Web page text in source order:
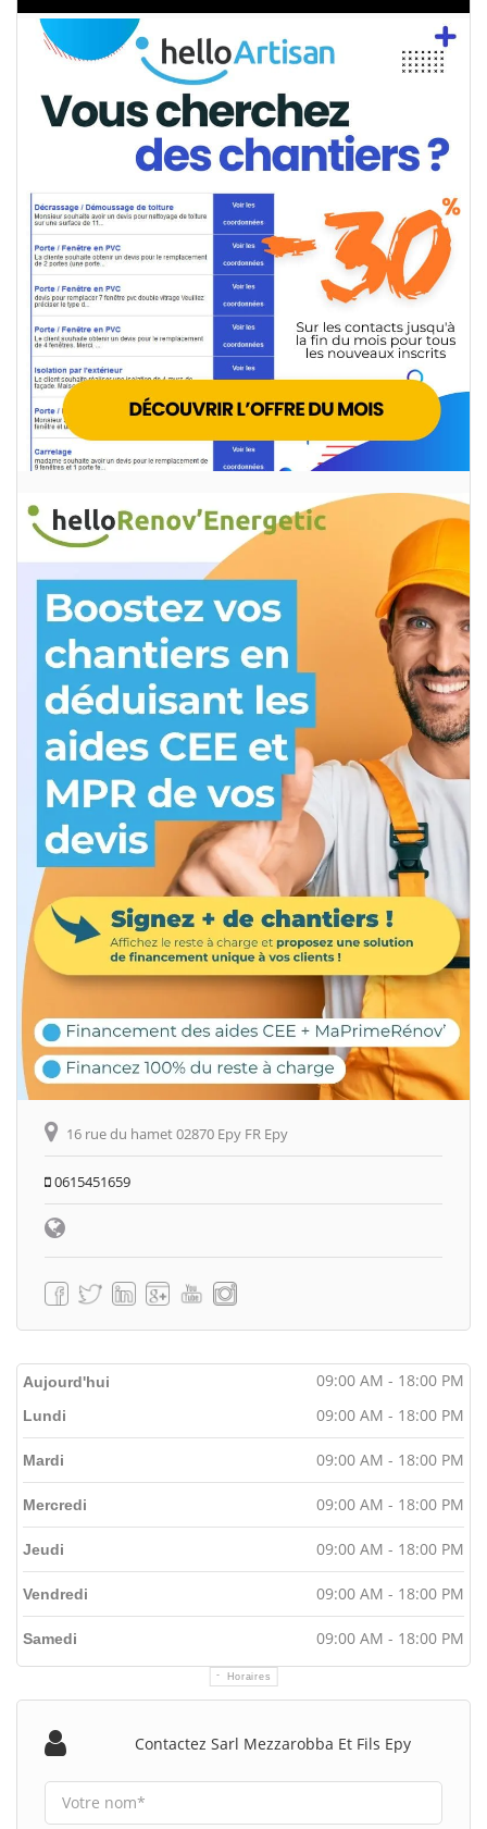
16 rue du hamet 02870 Epy FR Epy
0615451659
Aujourd'hui 09:00 AM - 18:00 PM
Horaires
Lundi 09:00 AM - 18:00 PM
Mardi 09:00 AM - 18:00 PM
Mercredi 09:00 AM - 18:00 PM
Jeudi 09:00 AM - 18:00 PM
Vendredi 09:00 AM - 18:00 PM
Samedi 09:00 AM - 18:00 PM
Contactez Sarl Mezzarobba Et Fils Epy